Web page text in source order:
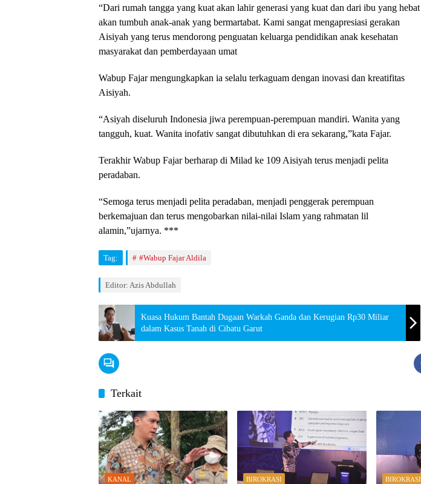
“Dari rumah tangga yang kuat akan lahir generasi yang kuat dan dari ibu yang hebat
akan tumbuh anak-anak yang bermartabat. Kami sangat mengapresiasi gerakan
Aisiyah yang terus mendorong penguatan keluarga pendidikan anak kesehatan
masyarakat dan pemberdayaan umat
Wabup Fajar mengungkapkan ia selalu terkaguam dengan inovasi dan kreatifitas
Aisiyah.
“Asiyah diseluruh Indonesia jiwa perempuan-perempuan mandiri. Wanita yang
tangguh, kuat. Wanita inofativ sangat dibutuhkan di era sekarang,”kata Fajar.
Terakhir Wabup Fajar berharap di Milad ke 109 Aisiyah terus menjadi pelita
peradaban.
“Semoga terus menjadi pelita peradaban, menjadi penggerak perempuan
berkemajuan dan terus mengobarkan nilai-nilai Islam yang rahmatan lil
alamin,”ujarnya. ***
Tag: #Wabup Fajar Aldila
Editor: Azis Abdullah
Kuasa Hukum Bantah Dugaan Warkah Ganda dan Kerugian Rp30 Miliar
dalam Kasus Tanah di Cibatu Garut
Terkait
KANAL BIROKRASI BIROKRASI